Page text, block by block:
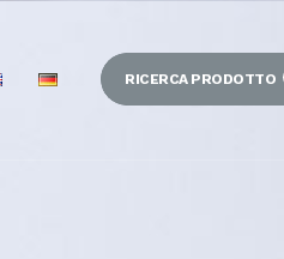
RICERCA PRODOTTO